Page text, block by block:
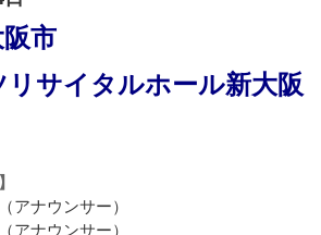
市
リサイタルホール新大阪
アナウンサー）
アナウンサー）